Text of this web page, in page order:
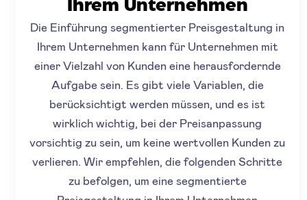
Ihrem Unternehmen
Die Einführung segmentierter Preisgestaltung in
Ihrem Unternehmen kann für Unternehmen mit
einer Vielzahl von Kunden eine herausfordernde
Aufgabe sein. Es gibt viele Variablen, die
berücksichtigt werden müssen, und es ist
wirklich wichtig, bei der Preisanpassung
vorsichtig zu sein, um keine wertvollen Kunden zu
verlieren. Wir empfehlen, die folgenden Schritte
zu befolgen, um eine segmentierte